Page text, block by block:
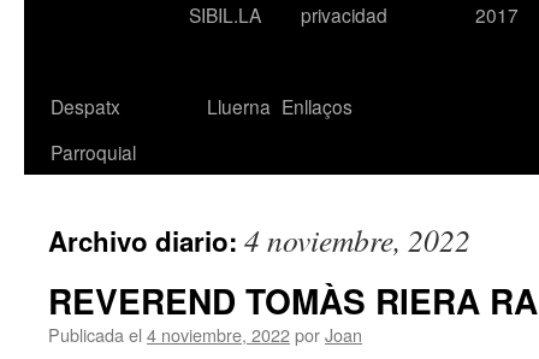
SIBIL.LA
privacidad
2017
Despatx
Parroquial
Lluerna Enllaços
Archivo diario: 4 noviembre, 2022
REVEREND TOMÀS RIERA
Publicada el 4 noviembre, 2022porJoan